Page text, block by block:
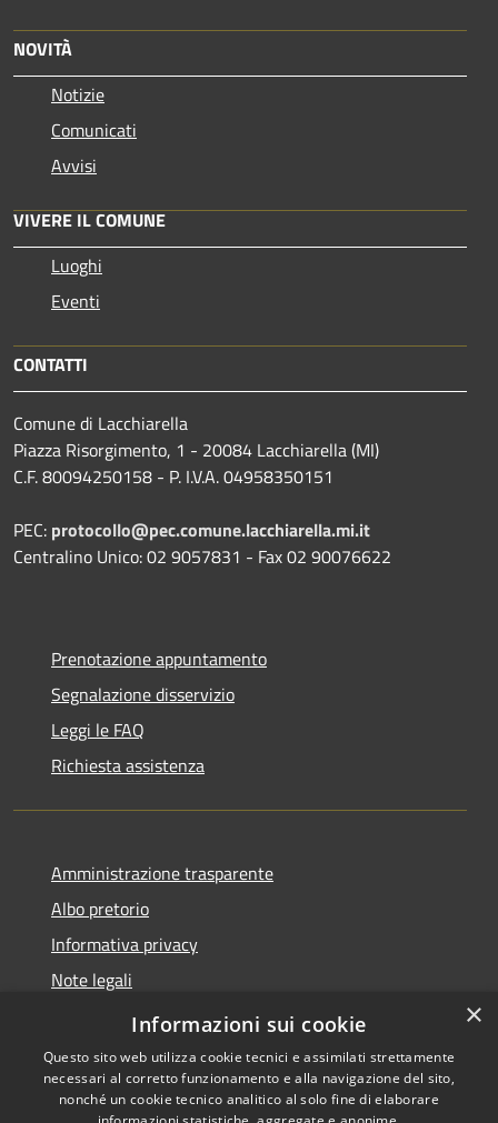
NOVITÀ
Notizie
Comunicati
Avvisi
VIVERE IL COMUNE
Luoghi
Eventi
CONTATTI
Comune di Lacchiarella
Piazza Risorgimento, 1 - 20084 Lacchiarella (MI)
C.F. 80094250158 - P. I.V.A. 04958350151
PEC: protocollo@pec.comune.lacchiarella.mi.it
Centralino Unico: 02 9057831 - Fax 02 90076622
Prenotazione appuntamento
Segnalazione disservizio
Leggi le FAQ
Richiesta assistenza
Amministrazione trasparente
Albo pretorio
Informativa privacy
Note legali
Dichiarazione di accessibilità
×
Informazioni sui cookie
Questo sito web utilizza cookie tecnici e assimilati strettamente
necessari al corretto funzionamento e alla navigazione del sito,
nonché un cookie tecnico analitico al solo fine di elaborare